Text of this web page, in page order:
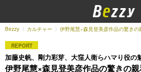
Bezzy カルチャー 伊野尾慧×森見登美彦作品の驚き
REPORT
加藤史帆、剛力彩芽、大窪人衛らハマり役の
伊野尾慧×森見登美彦作品の驚きの